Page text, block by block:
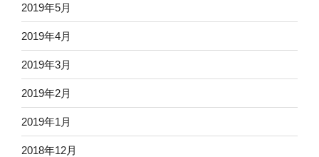
2019年5月
2019年4月
2019年3月
2019年2月
2019年1月
2018年12月